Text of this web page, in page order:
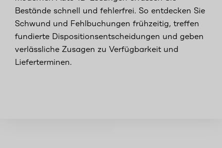
Bestände schnell und fehlerfrei. So entdecken Sie
Schwund und Fehlbuchungen frühzeitig, treffen
fundierte Dispositionsentscheidungen und geben
verlässliche Zusagen zu Verfügbarkeit und
Lieferterminen.